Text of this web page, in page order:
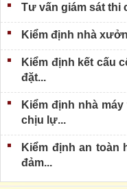
Tư vấn giám sát thi
Kiểm định nhà
Kiểm định kết cấu
đặt...
Kiểm định nhà
chịu lự...
Kiểm định an toàn
đảm...